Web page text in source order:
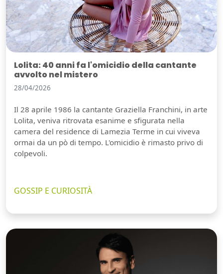
Lolita: 40 anni fa l'omicidio della cantante
avvolto nel mistero
28/04/2026
Il 28 aprile 1986 la cantante Graziella Franchini, in arte
Lolita, veniva ritrovata esanime e sfigurata nella
camera del residence di Lamezia Terme in cui viveva
ormai da un pò di tempo. L'omicidio è rimasto privo di
colpevoli.
GOSSIP E CURIOSITÀ